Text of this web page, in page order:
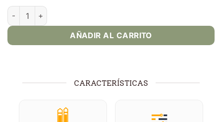
Jam Monster Blackberry 100ml E-Juice cantidad
AÑADIR AL CARRITO
CARACTERÍSTICAS